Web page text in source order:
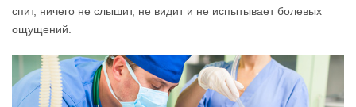
спит, ничего не слышит, не видит и не испытывает болевых
ощущений.